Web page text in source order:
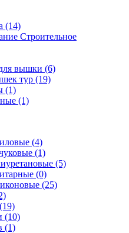
(14)
Строительное
вышки (6)
тур (19)
(1)
(1)
(4)
(1)
(5)
(0)
(25)
(10)
(1)